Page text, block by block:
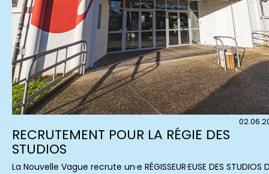
RECRUTEMENT POUR LA RÉGIE DES
STUDIOS
La Nouvelle Vague recrute un·e RÉGISSEUR·EUSE DES STUDIOS